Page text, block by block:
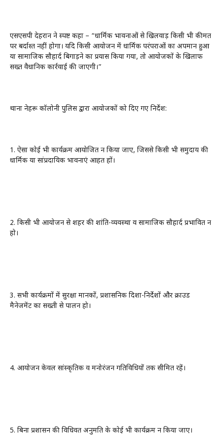
एसएसपी देहरादून ने स्पष्ट कहा – “धार्मिक भावनाओं से खिलवाड़ किसी भी कीमत
पर बर्दाश्त नहीं होगा। यदि किसी आयोजन में धार्मिक परंपराओं का अपमान हुआ
या सामाजिक सौहार्द बिगाड़ने का प्रयास किया गया, तो आयोजकों के खिलाफ
सख्त वैधानिक कार्रवाई की जाएगी।”
थाना नेहरू कॉलोनी पुलिस द्वारा आयोजकों को दिए गए निर्देश:
1. ऐसा कोई भी कार्यक्रम आयोजित न किया जाए, जिससे किसी भी समुदाय की
धार्मिक या सांप्रदायिक भावनाएं आहत हों।
2. किसी भी आयोजन से शहर की शांति-व्यवस्था व सामाजिक सौहार्द प्रभावित न
हो।
3. सभी कार्यक्रमों में सुरक्षा मानकों, प्रशासनिक दिशा-निर्देशों और क्राउड
मैनेजमेंट का सख्ती से पालन हो।
4. आयोजन केवल सांस्कृतिक व मनोरंजन गतिविधियों तक सीमित रहें।
5. बिना प्रशासन की विधिवत अनुमति के कोई भी कार्यक्रम न किया जाए।